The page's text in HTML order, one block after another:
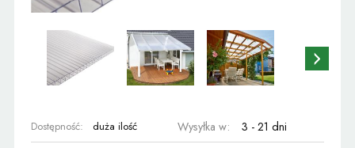
Dostępność: duża ilość Wysyłka w:
3 - 21 dni